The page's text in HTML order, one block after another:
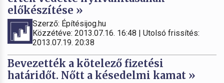
előkészítése »
Szerző: Építésijog.hu
Közzétéve: 2013.07.16. 16:48 | Utolsó frissítés:
2013.07.19. 20:38
Bevezették a kötelező fizetési
határidőt. Nőtt a késedelmi kamat »